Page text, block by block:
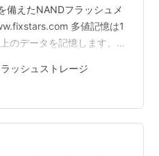
備えたNANDフラッシュメ
多値記憶は1
のデータを記憶します。記
書き換え寿命などがかな
よみくださいませ。
ッシュストレージ